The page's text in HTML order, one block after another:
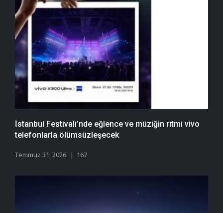
İstanbul Festivali’nde eğlence ve müziğin ritmi vivo
telefonlarla ölümsüzleşecek
Temmuz 31, 2026 167